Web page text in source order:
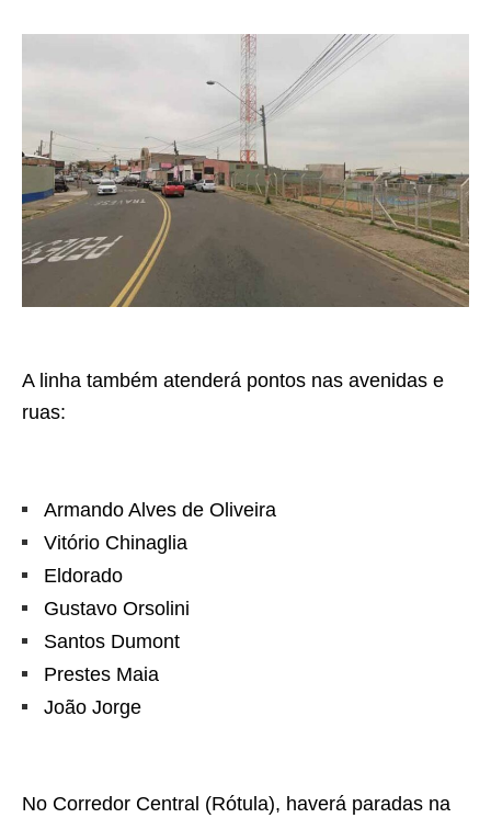
A linha também atenderá pontos nas avenidas e
ruas:
Armando Alves de Oliveira
Vitório Chinaglia
Eldorado
Gustavo Orsolini
Santos Dumont
Prestes Maia
João Jorge
No Corredor Central (Rótula), haverá paradas na